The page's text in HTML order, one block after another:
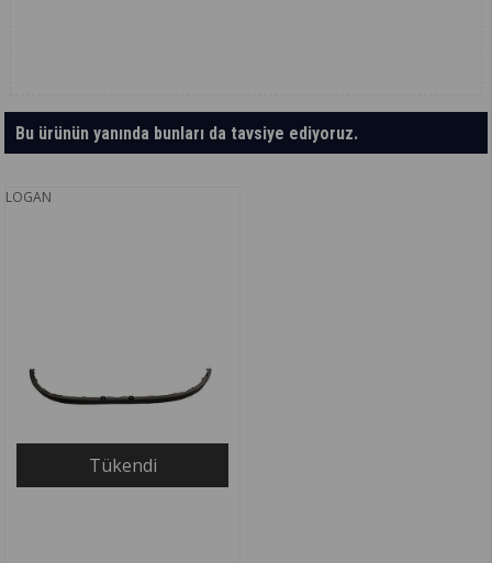
Bu ürünün yanında bunları da tavsiye ediyoruz.
LOGAN
Tükendi